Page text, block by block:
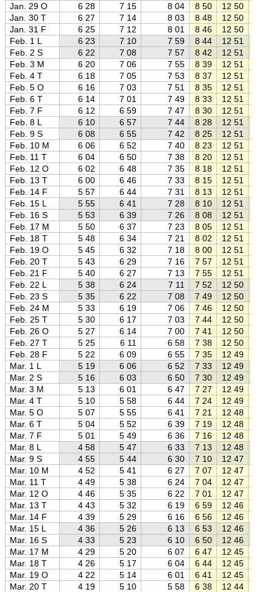
Jan. 29 O
6 28 7 15 8 04 8 50 12 50
Jan. 30 T
6 27 7 14 8 03 8 48 12 50
Jan. 31 F
6 25 7 12 8 01 8 46 12 50
Feb. 1 L
6 23 7 10 7 59 8 44 12 51
Feb. 2 S
6 22 7 08 7 57 8 42 12 51
Feb. 3 M
6 20 7 06 7 55 8 39 12 51
Feb. 4 T
6 18 7 05 7 53 8 37 12 51
Feb. 5 O
6 16 7 03 7 51 8 35 12 51
Feb. 6 T
6 14 7 01 7 49 8 33 12 51
Feb. 7 F
6 12 6 59 7 47 8 30 12 51
Feb. 8 L
6 10 6 57 7 44 8 28 12 51
Feb. 9 S
6 08 6 55 7 42 8 25 12 51
Feb. 10 M
6 06 6 52 7 40 8 23 12 51
Feb. 11 T
6 04 6 50 7 38 8 20 12 51
Feb. 12 O
6 02 6 48 7 35 8 18 12 51
Feb. 13 T
6 00 6 46 7 33 8 15 12 51
Feb. 14 F
5 57 6 44 7 31 8 13 12 51
Feb. 15 L
5 55 6 41 7 28 8 10 12 51
Feb. 16 S
5 53 6 39 7 26 8 08 12 51
Feb. 17 M
5 50 6 37 7 23 8 05 12 51
Feb. 18 T
5 48 6 34 7 21 8 02 12 51
Feb. 19 O
5 45 6 32 7 18 8 00 12 51
Feb. 20 T
5 43 6 29 7 16 7 57 12 51
Feb. 21 F
5 40 6 27 7 13 7 55 12 51
Feb. 22 L
5 38 6 24 7 11 7 52 12 50
Feb. 23 S
5 35 6 22 7 08 7 49 12 50
Feb. 24 M
5 33 6 19 7 06 7 46 12 50
Feb. 25 T
5 30 6 17 7 03 7 44 12 50
Feb. 26 O
5 27 6 14 7 00 7 41 12 50
Feb. 27 T
5 25 6 11 6 58 7 38 12 50
Feb. 28 F
5 22 6 09 6 55 7 35 12 49
Mar. 1 L
5 19 6 06 6 52 7 33 12 49
Mar. 2 S
5 16 6 03 6 50 7 30 12 49
Mar. 3 M
5 13 6 01 6 47 7 27 12 49
Mar. 4 T
5 10 5 58 6 44 7 24 12 49
Mar. 5 O
5 07 5 55 6 41 7 21 12 48
Mar. 6 T
5 04 5 52 6 39 7 19 12 48
Mar. 7 F
5 01 5 49 6 36 7 16 12 48
Mar. 8 L
4 58 5 47 6 33 7 13 12 48
Mar. 9 S
4 55 5 44 6 30 7 10 12 47
Mar. 10 M
4 52 5 41 6 27 7 07 12 47
Mar. 11 T
4 49 5 38 6 24 7 04 12 47
Mar. 12 O
4 46 5 35 6 22 7 01 12 47
Mar. 13 T
4 43 5 32 6 19 6 59 12 46
Mar. 14 F
4 39 5 29 6 16 6 56 12 46
Mar. 15 L
4 36 5 26 6 13 6 53 12 46
Mar. 16 S
4 33 5 23 6 10 6 50 12 46
Mar. 17 M
4 29 5 20 6 07 6 47 12 45
Mar. 18 T
4 26 5 17 6 04 6 44 12 45
Mar. 19 O
4 22 5 14 6 01 6 41 12 45
Mar. 20 T
4 19 5 10 5 58 6 38 12 44